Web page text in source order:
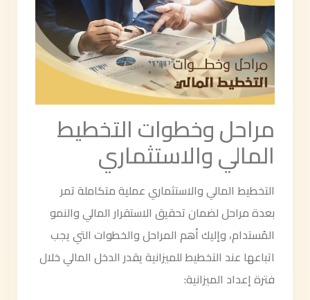
مراحل وخطوات التخطيط
المالي والاستثماري
التخطيط المالي والاستثماري عملية متكاملة تمر
بعدة مراحل لضمان تحقيق الاستقرار المالي والنمو
المُستدام، وإليك أهم المراحل والخطوات التي يجب
اتباعها عند التخطيط للميزانية يقدر الدخل المالي خلال
فترة إعداد الميزانية: